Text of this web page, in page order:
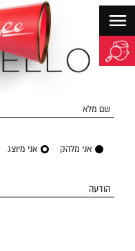
שם מלא
אני מלהק אני מיוצג
הודעה